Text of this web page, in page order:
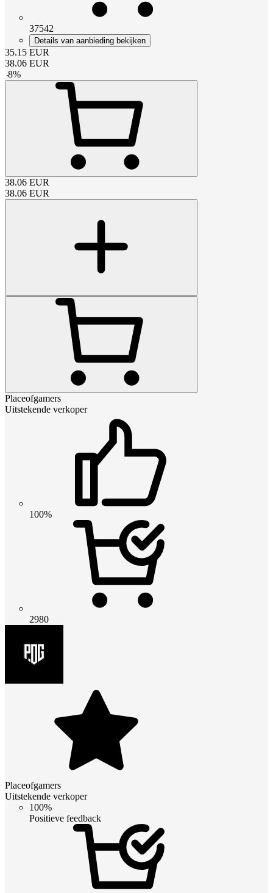
37542
Details van aanbieding bekijken
35.15 EUR
38.06 EUR
-8%
38.06 EUR
38.06 EUR
Placeofgamers
Uitstekende verkoper
100%
2980
Placeofgamers
Uitstekende verkoper
100%
Positieve feedback